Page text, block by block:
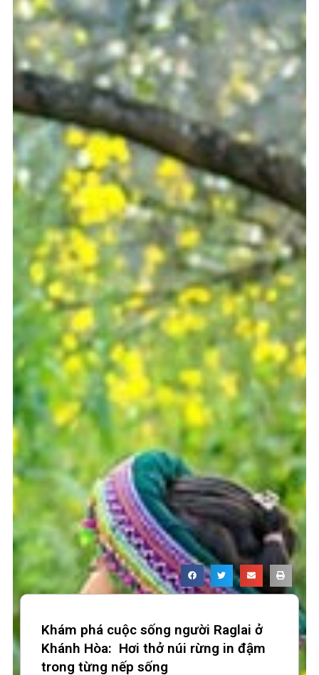
Khám phá cuộc sống người Raglai ở
Khánh Hòa: Hơi thở núi rừng in đậm
trong từng nếp sống